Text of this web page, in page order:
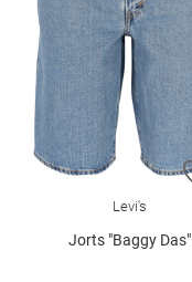
Levi's
Jorts "Baggy Das"